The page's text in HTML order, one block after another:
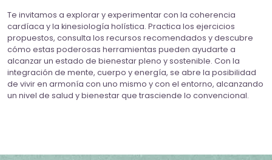
Te invitamos a explorar y experimentar con la coherencia
cardíaca y la kinesiología holística. Practica los ejercicios
propuestos, consulta los recursos recomendados y descubre
cómo estas poderosas herramientas pueden ayudarte a
alcanzar un estado de bienestar pleno y sostenible. Con la
integración de mente, cuerpo y energía, se abre la posibilidad
de vivir en armonía con uno mismo y con el entorno, alcanzando
un nivel de salud y bienestar que trasciende lo convencional.